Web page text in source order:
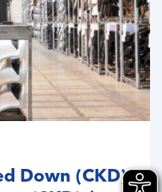
Down (CKD)